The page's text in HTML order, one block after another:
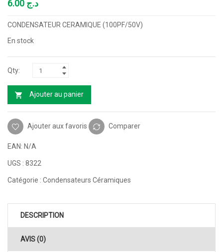
د.ج
CONDENSATEUR CERAMIQUE (100PF/50V)
En stock
Ajouter au panier
Ajouter aux favoris Comparer
EAN: N/A
UGS : 8322
Catégorie : Condensateurs Céramiques
DESCRIPTION
AVIS (0)